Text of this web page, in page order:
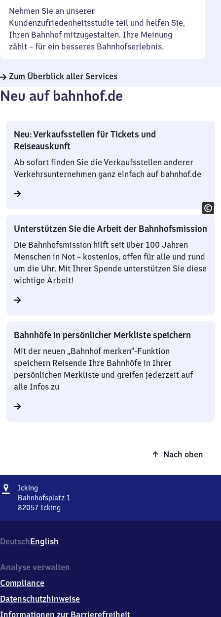
Nehmen Sie an unserer
Kundenzufriedenheitsstudie teil und helfen Sie,
Ihren Bahnhof mitzugestalten. Ihre Meinung
zählt – für ein besseres Bahnhofserlebnis.
Zum Überblick aller Services
Neu auf bahnhof.de
Neu: Verkaufsstellen für Tickets und
Reiseauskunft
Ab sofort finden Sie die Verkaufsstellen anderer
Verkehrsunternehmen ganz einfach auf bahnhof.de
Unterstützen Sie die Arbeit der Bahnhofsmission
Die Bahnhofsmission hilft seit über 100 Jahren
Menschen in Not – kostenlos, offen für alle und rund
um die Uhr. Mit Ihrer Spende unterstützen Sie diese
wichtige Arbeit!
Bahnhöfe in persönlicher Merkliste speichern
Mit der neuen „Bahnhof merken“-Funktion
speichern Reisende Ihre Bahnhöfe in Ihrer
persönlichen Merkliste und greifen jederzeit auf
alle Infos zu
Nach oben
Adresse
Icking
Bahnhofsplatz 1
82057 Icking
1,
8
0
7
Icking
DeutschEnglish
Analyse verwalten
Compliance
Datenschutzhinweise
Informationen zur Barrierefreiheit